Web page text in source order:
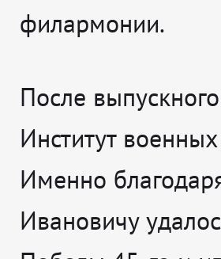
филармонии.
После
Институт
Именно
Ивановичу